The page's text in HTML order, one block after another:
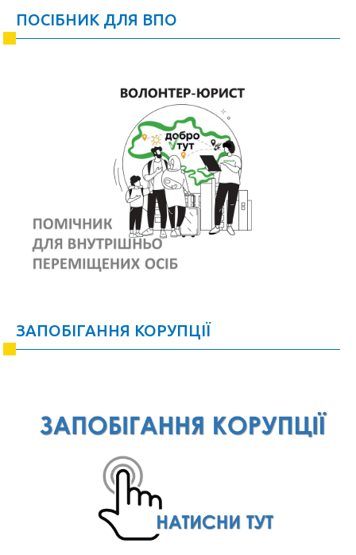
ПОСІБНИК ДЛЯ ВПО
ЗАПОБІГАННЯ КОРУПЦІЇ